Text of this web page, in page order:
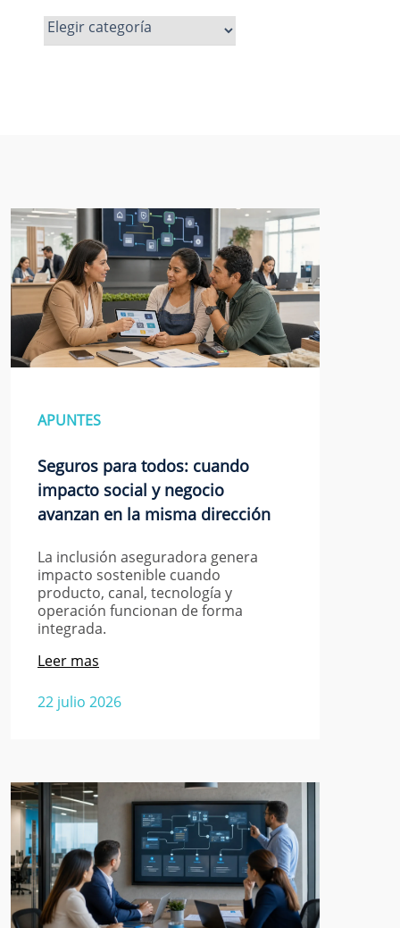
Ver
más
APUNTES
Seguros para todos: cuando
impacto social y negocio
avanzan en la misma dirección
La inclusión aseguradora genera
impacto sostenible cuando
producto, canal, tecnología y
operación funcionan de forma
integrada.
22 julio 2026
Leer mas